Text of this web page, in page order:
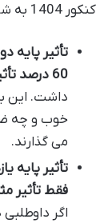
کنکور 1404 به شرح زیر خواهد بود:
تأثیر پایه
60 درصد تأثیر قطعی
داشت. این
خوب و چه
می گذارند.
تأثیر پایه
فقط تأثیر
اگر